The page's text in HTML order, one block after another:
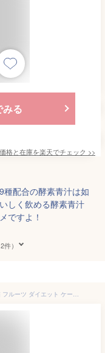
みる
価格と在庫を楽天でチェック >>
配合の酵素青汁は如
しく飲める酵素青汁
ですよ！
）
青汁 酵素 酵素青汁 139種の酵素 超お得な3箱 フルーツ ダイエット ケール ゴーヤ 大葉若葉 置き換えダイエット 抹茶風味 3g×72包